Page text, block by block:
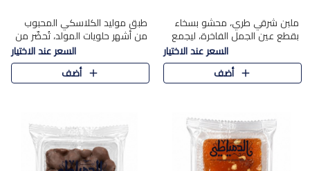
ملبن شرقي طري، محشو بسخاء
بقطع عين الجمل الفاخرة، ليجمع
بين القوام الناعم وقرمشة الجوز
في مذاق شرقي أصيل.
السعر عند الاختيار
أضف
طبق موليد الكلاسكي المحبوب
من أشهر حلويات المولد، تُحضّر من
فول سوداني محمص بعناية
ومغلف بطبقة رقيقة من السكر
المكرمل، لتمنحك قرمشة أصيلة
السعر عند الاختيار
أضف